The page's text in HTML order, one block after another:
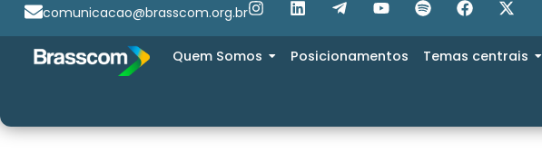
comunicacao@brasscom.org.br
Quem Somos Posicionamentos Temas centrais